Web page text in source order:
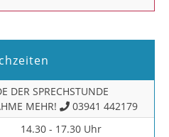
DER SPRECHSTUNDE
MEHR!
03941 442179
14.30 - 17.30 Uhr